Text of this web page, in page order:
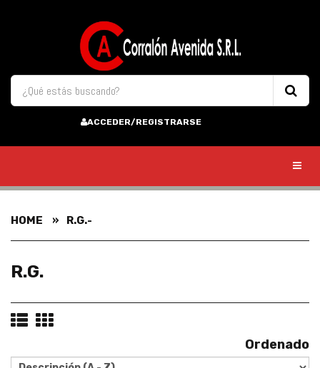
ACCEDER/REGISTRARSE
HOME R.G.-
R.G.
Ordenado